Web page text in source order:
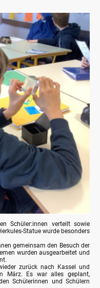
Schüler:innen verteilt sowie
Statue wurde besonders
gemeinsam den Besuch der
wurden ausgearbeitet und
zurück nach Kassel und
März. Es war alles geplant,
Schülerinnen und Schülern